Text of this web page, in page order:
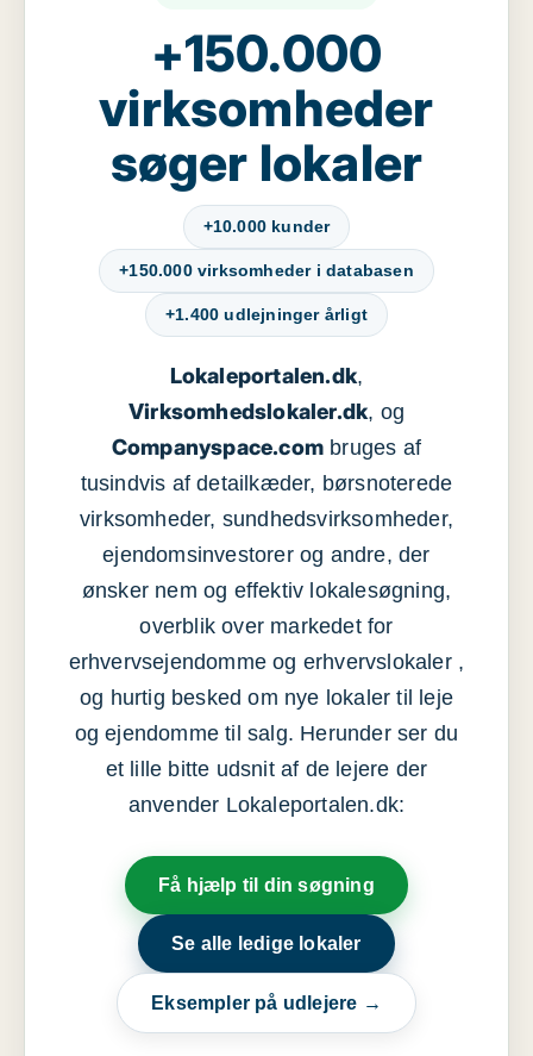
+150.000
virksomheder
søger lokaler
+10.000 kunder
+150.000 virksomheder i databasen
+1.400 udlejninger årligt
Lokaleportalen.dk,
Virksomhedslokaler.dk, og
Companyspace.com bruges af
tusindvis af detailkæder, børsnoterede
virksomheder, sundhedsvirksomheder,
ejendomsinvestorer og andre, der
ønsker nem og effektiv lokalesøgning,
overblik over markedet for
erhvervsejendomme og erhvervslokaler ,
og hurtig besked om nye lokaler til leje
og ejendomme til salg. Herunder ser du
et lille bitte udsnit af de lejere der
anvender Lokaleportalen.dk:
Få hjælp til din søgning
Se alle ledige lokaler
Eksempler på udlejere →